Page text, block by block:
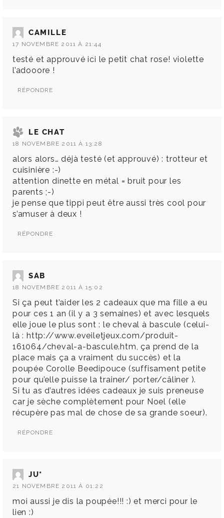
CAMILLE
17 NOVEMBRE 2011 À 21:44
testé et approuvé ici le petit chat rose! violette
l’adooore !
RÉPONDRE
LE CHAT
18 NOVEMBRE 2011 À 13:28
alors alors… déjà testé (et approuvé) : trotteur et
cuisinière :-)
attention dinette en métal = bruit pour les
parents ;-)
je pense que tippi peut être aussi très cool pour
s’amuser à deux !
RÉPONDRE
SAB
18 NOVEMBRE 2011 À 15:02
Si ça peut t’aider les 2 cadeaux que ma fille a eu
pour ces 1 an (il y a 3 semaines) et avec lesquels
elle joue le plus sont : le cheval à bascule (celui-
là : http://www.eveiletjeux.com/produit-
161064/cheval-a-bascule.htm, ça prend de la
place mais ça a vraiment du succès) et la
poupée Corolle Beedipouce (suffisament petite
pour qu’elle puisse la trainer/ porter/câliner ).
Si tu as d’autres idées cadeaux je suis preneuse
car je sèche complètement pour Noel (elle
récupère pas mal de chose de sa grande soeur).
RÉPONDRE
JU*
21 NOVEMBRE 2011 À 01:22
moi aussi je dis la poupée!!! :) et merci pour le
lien :)